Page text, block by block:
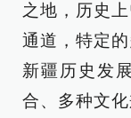
之地，历史
通道，特定
新疆历史发
合、多种文